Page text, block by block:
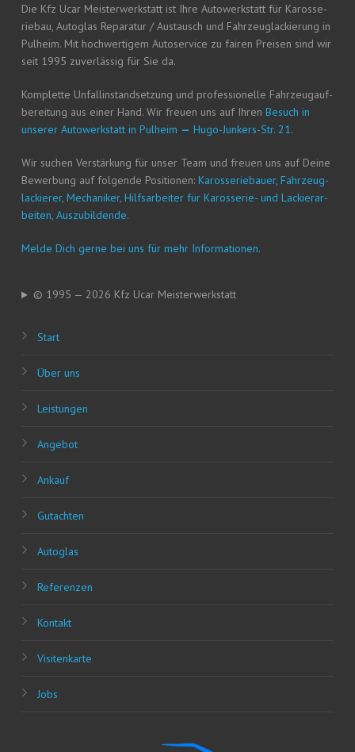
Die Kfz Ucar Meis­ter­werk­statt ist Ihre Auto­werk­statt für Karos­se­
rie­bau, Auto­glas Repa­ra­tur / Aus­tausch und Fahr­zeug­la­ckie­rung in
Pul­heim. Mit hoch­wer­ti­gem Auto­ser­vice zu fai­ren Prei­sen sind wir
seit 1995 zuver­läs­sig für Sie da.
Kom­plet­te Unfall­in­stand­set­zung und pro­fes­sio­nel­le Fahr­zeug­auf­
be­rei­tung aus einer Hand. Wir freu­en uns auf Ihren Besuch in
unse­rer Auto­werk­statt in Pul­heim — Hugo-Jun­kers-Str. 21.
Wir suchen Ver­stär­kung für unser Team und freu­en uns auf Dei­ne
Bewer­bung auf fol­gen­de Posi­tio­nen: Karos­se­rie­bau­er, Fahr­zeug­
la­ckie­rer, Mecha­ni­ker, Hilfs­ar­bei­ter für Karos­se­rie- und Lackier­ar­
bei­ten, Auszubildende.
Mel­de Dich ger­ne bei uns für mehr Informationen.
© 1995 — 2026 Kfz Ucar Meisterwerkstatt
Start
Über uns
Leis­tun­gen
Ange­bot
Ankauf
Gut­ach­ten
Auto­glas
Refe­ren­zen
Kon­takt
Visi­ten­kar­te
Jobs